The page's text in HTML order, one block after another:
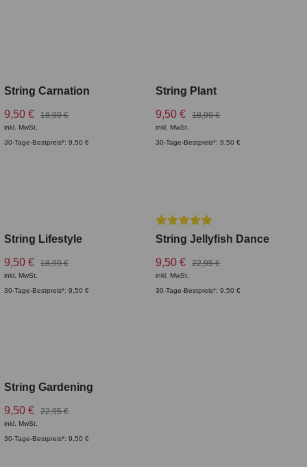
String Carnation
9,50 €
18,99 €
inkl. MwSt.
30-Tage-Bestpreis*: 9,50 €
String Plant
9,50 €
18,99 €
inkl. MwSt.
30-Tage-Bestpreis*: 9,50 €
String Lifestyle
9,50 €
18,99 €
inkl. MwSt.
30-Tage-Bestpreis*: 9,50 €
Top Rated
Durchschnittliche Bewertung
String Jellyfish Dance
9,50 €
22,95 €
inkl. MwSt.
30-Tage-Bestpreis*: 9,50 €
String Gardening
9,50 €
22,95 €
inkl. MwSt.
30-Tage-Bestpreis*: 9,50 €